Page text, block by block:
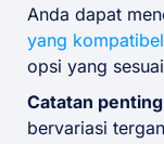
Anda dapat
yang
opsi yang
Catatan penting
bervariasi